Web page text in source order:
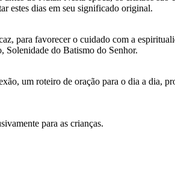
estes dias em seu significado original.
para favorecer o cuidado com a
Solenidade do Batismo do Senhor.
um roteiro de oração para o dia a dia,
para as crianças.